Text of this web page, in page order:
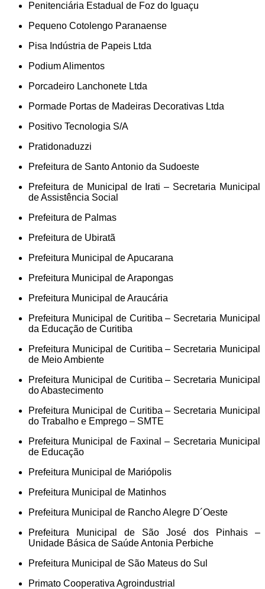
Penitenciária Estadual de Foz do Iguaçu
Pequeno Cotolengo Paranaense
Pisa Indústria de Papeis Ltda
Podium Alimentos
Porcadeiro Lanchonete Ltda
Pormade Portas de Madeiras Decorativas Ltda
Positivo Tecnologia S/A
Pratidonaduzzi
Prefeitura de Santo Antonio da Sudoeste
Prefeitura de Municipal de Irati – Secretaria Municipal
de Assistência Social
Prefeitura de Palmas
Prefeitura de Ubiratã
Prefeitura Municipal de Apucarana
Prefeitura Municipal de Arapongas
Prefeitura Municipal de Araucária
Prefeitura Municipal de Curitiba – Secretaria Municipal
da Educação de Curitiba
Prefeitura Municipal de Curitiba – Secretaria Municipal
de Meio Ambiente
Prefeitura Municipal de Curitiba – Secretaria Municipal
do Abastecimento
Prefeitura Municipal de Curitiba – Secretaria Municipal
do Trabalho e Emprego – SMTE
Prefeitura Municipal de Faxinal – Secretaria Municipal
de Educação
Prefeitura Municipal de Mariópolis
Prefeitura Municipal de Matinhos
Prefeitura Municipal de Rancho Alegre D´Oeste
Prefeitura Municipal de São José dos Pinhais –
Unidade Básica de Saúde Antonia Perbiche
Prefeitura Municipal de São Mateus do Sul
Primato Cooperativa Agroindustrial